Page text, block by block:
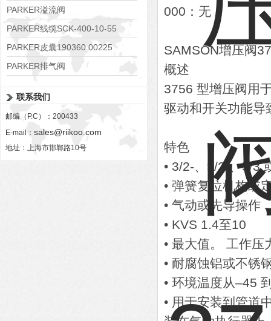
608074
PARKER溢流阀
RE06M35W2N1KWXG087
PARKER线缆SCK-400-10-55
PARKER皮囊190360 00225
PARKER排气阀
联系我们
邮编（P.C）：200433
E-mail： sales@riikoo.com
地址：上海市邯郸路10号
000：无
SAMSON增压阀
概述
3756 型增压阀用
驱动和开关功能导
特色
• 3/2-、5/2-、5/3
• 弹簧复位机构或
• 气动或先导操作
• KVS 1.4至10
• 最大值。 工作压
• 耐腐蚀铝或不锈
• 环境温度从–45
• 用于安装到管道